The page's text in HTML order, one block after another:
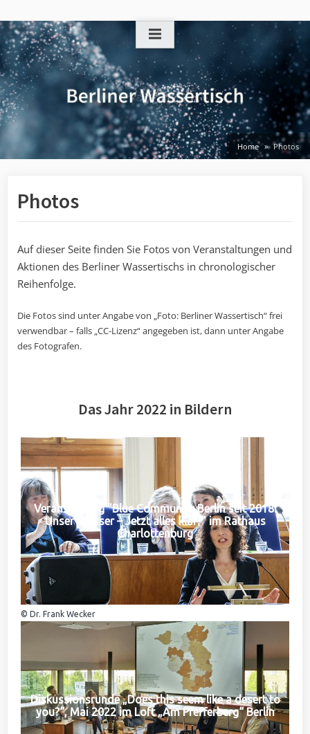
to
content
Home Photos
Photos
Auf dieser Seite finden Sie Fotos von Veranstaltungen und
Aktionen des Berliner Wassertischs in chronologischer
Reihenfolge.
Die Fotos sind unter Angabe von „Foto: Berliner Wassertisch“ frei
verwendbar – falls „CC-Lizenz“ angegeben ist, dann unter Angabe
des Fotografen.
Das Jahr 2022 in Bildern
Veranstaltung "Blue Community Berlin seit 2018:
Unser Wasser – Jetzt alles klar?" im Rathaus
Charlottenburg
© Dr. Frank Wecker
Diskussionsrunde „Does this seem like a desert to
you?“, Mai 2022 im Loft „Am Pfefferberg“ Berlin